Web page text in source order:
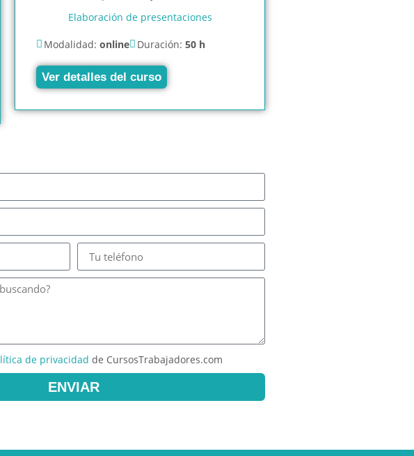
Elaboración de presentaciones
Modalidad: online Duración: 50 h
Ver detalles del curso
de privacidad de CursosTrabajadores.com
ENVIAR